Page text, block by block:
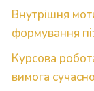
Внутрішня
формування
Курсова
вимога